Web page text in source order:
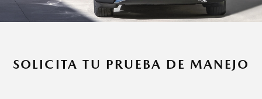
SOLICITA TU PRUEBA DE MANEJO